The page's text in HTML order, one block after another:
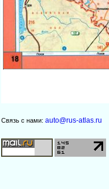
Связь с нами: auto@rus-atlas.ru